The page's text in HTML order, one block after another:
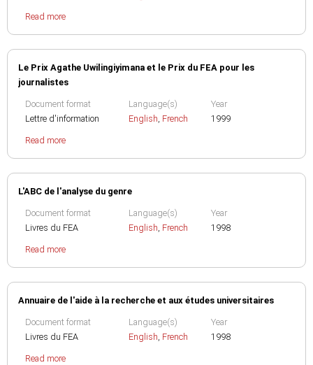
Read more
Le Prix Agathe Uwilingiyimana et le Prix du FEA pour les
journalistes
Document format
Lettre d'information
Language(s)
English, French
Year
1999
Read more
L'ABC de l'analyse du genre
Document format
Livres du FEA
Language(s)
English, French
Year
1998
Read more
Annuaire de l'aide à la recherche et aux études universitaires
Document format
Livres du FEA
Language(s)
English, French
Year
1998
Read more